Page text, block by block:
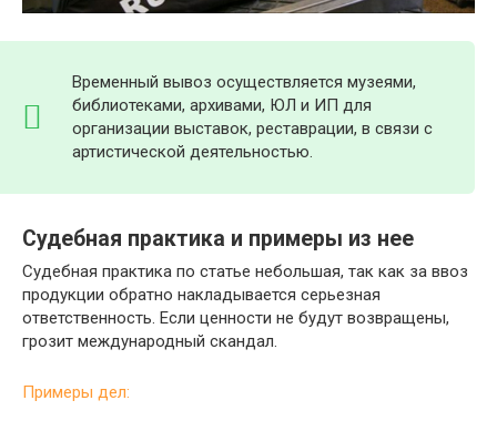
Временный вывоз осуществляется музеями,
библиотеками, архивами, ЮЛ и ИП для
организации выставок, реставрации, в связи с
артистической деятельностью.
Судебная практика и примеры из нее
Судебная практика по статье небольшая, так как за ввоз
продукции обратно накладывается серьезная
ответственность. Если ценности не будут возвращены,
грозит международный скандал.
Примеры дел: